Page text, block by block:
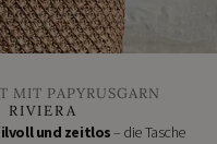
Bastelbedarf
Stoffgeschäfte
Handgemachtes
Schneidereibedarf
MIT PAPYRUSGARN
RIVIERA
und zeitlos– die Tasche